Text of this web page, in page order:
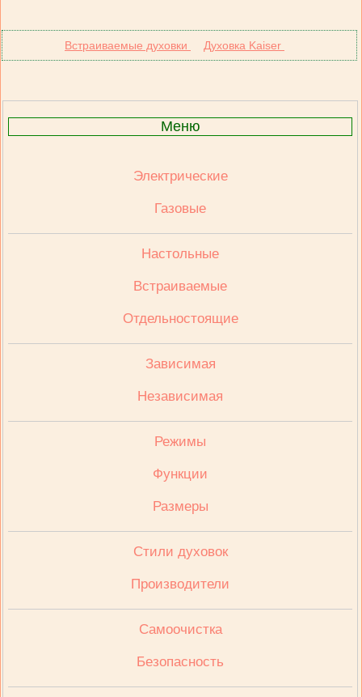
Встраиваемые духовки Духовка Kaiser
Меню
Электрические
Газовые
Настольные
Встраиваемые
Отдельностоящие
Зависимая
Независимая
Режимы
Функции
Размеры
Стили духовок
Производители
Cамоочистка
Безопасность